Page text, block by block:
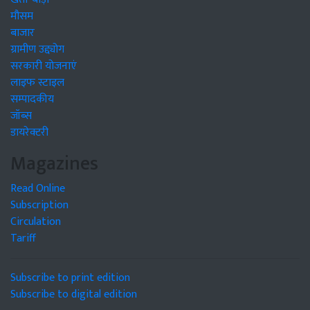
मौसम
बाजार
ग्रामीण उद्द्योग
सरकारी योजनाएं
लाइफ स्टाइल
सम्पादकीय
जॉब्स
डायरेक्टरी
Magazines
Read Online
Subscription
Circulation
Tariff
Subscribe to print edition
Subscribe to digital edition